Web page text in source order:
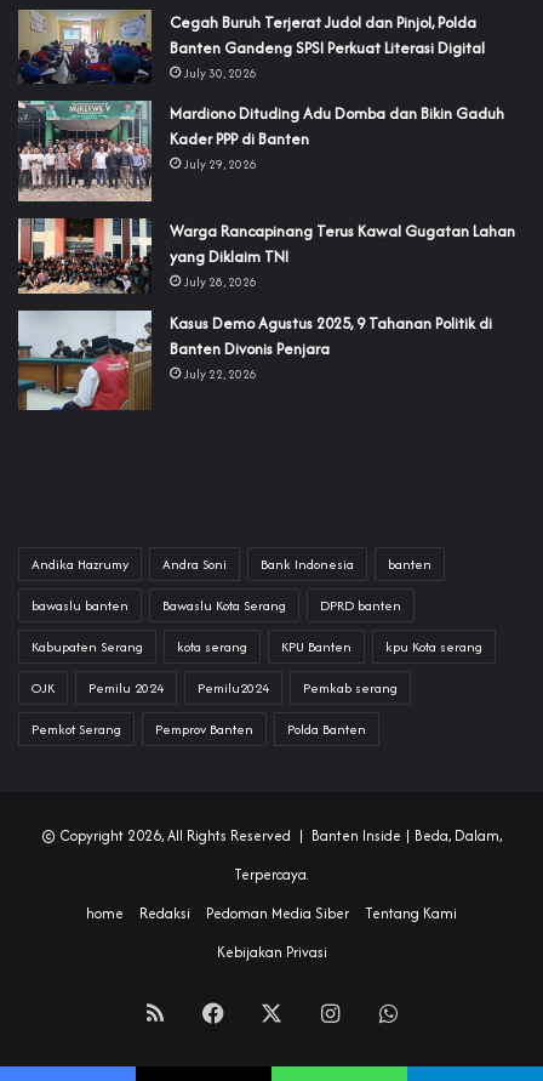
Cegah Buruh Terjerat Judol dan Pinjol, Polda
Banten Gandeng SPSI Perkuat Literasi Digital
July 30, 2026
‎Mardiono Dituding Adu Domba dan Bikin Gaduh
Kader PPP di Banten
July 29, 2026
‎Warga Rancapinang Terus Kawal Gugatan Lahan
yang Diklaim TNI‎‎
July 28, 2026
‎Kasus Demo Agustus 2025, 9 Tahanan Politik di
Banten Divonis Penjara
July 22, 2026
Andika Hazrumy Andra Soni Bank Indonesia banten
bawaslu banten Bawaslu Kota Serang DPRD banten
Kabupaten Serang kota serang KPU Banten kpu Kota serang
OJK Pemilu 2024 Pemilu2024 Pemkab serang
Pemkot Serang Pemprov Banten Polda Banten
© Copyright 2026, All Rights Reserved | Banten Inside | Beda, Dalam,
Terpercaya.
home
Redaksi Pedoman Media Siber
Tentang Kami
Kebijakan Privasi
RSS Facebook InstagramWhatsApp